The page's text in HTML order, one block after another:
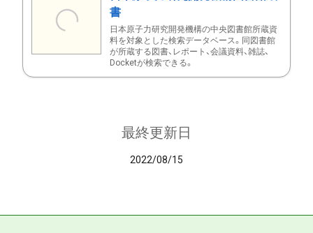
書
日本原子力研究開発機構の中央図書館所蔵資
料を対象とした検索データベース。同図書館
が所蔵する図書、レポート、会議資料、雑誌、
Docketが検索できる。
最終更新日
2022/08/15